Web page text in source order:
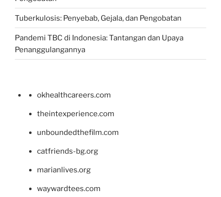
Tuberkulosis: Penyebab, Gejala, dan Pengobatan
Pandemi TBC di Indonesia: Tantangan dan Upaya
Penanggulangannya
okhealthcareers.com
theintexperience.com
unboundedthefilm.com
catfriends-bg.org
marianlives.org
waywardtees.com